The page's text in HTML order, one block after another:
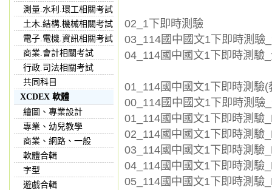
測量.水利.環工相關考試
土木.結構.機械相關考試
電子.電機.資訊相關考試
商業.會計相關考試
行政.司法相關考試
共同科目
XCDEX 軟體
繪圖、專業設計
專業、幼兒教學
商業、網路、一般
軟體合輯
字型
遊戲合輯
02_1下即時測驗
03_114國中國文1下即時測驗
04_114國中國文1下即時測驗
01_114國中國文1下即時測驗(
00_114國中國文1下即時測驗
01_114國中國文1下即時測驗
02_114國中國文1下即時測驗
03_114國中國文1下即時測驗
04_114國中國文1下即時測驗
05_114國中國文1下即時測驗